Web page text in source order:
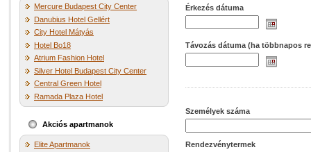
Mercure Budapest City Center
Danubius Hotel Gellért
City Hotel Mátyás
Hotel Bo18
Atrium Fashion Hotel
Silver Hotel Budapest City Center
Central Green Hotel
Ramada Plaza Hotel
Akciós apartmanok
Elite Apartmanok
Érkezés dátuma
Távozás dátuma (ha többnapos
Személyek száma
Rendezvénytermek